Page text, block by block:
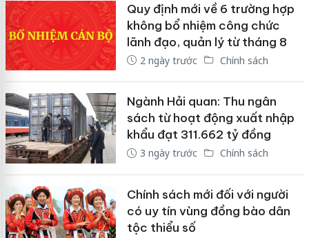
Quy định mới về 6 trường hợp
không bổ nhiệm công chức
lãnh đạo, quản lý từ tháng 8
2 ngày trước Chính sách
Ngành Hải quan: Thu ngân
sách từ hoạt động xuất nhập
khẩu đạt 311.662 tỷ đồng
3 ngày trước Chính sách
Chính sách mới đối với người
có uy tín vùng đồng bào dân
tộc thiểu số